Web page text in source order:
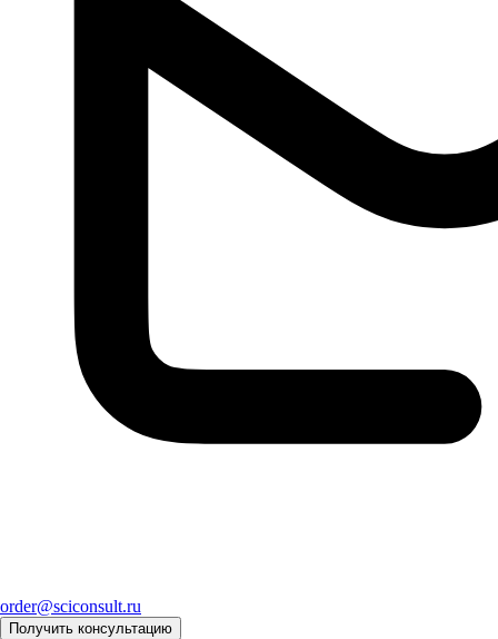
order@sciconsult.ru
Получить консультацию